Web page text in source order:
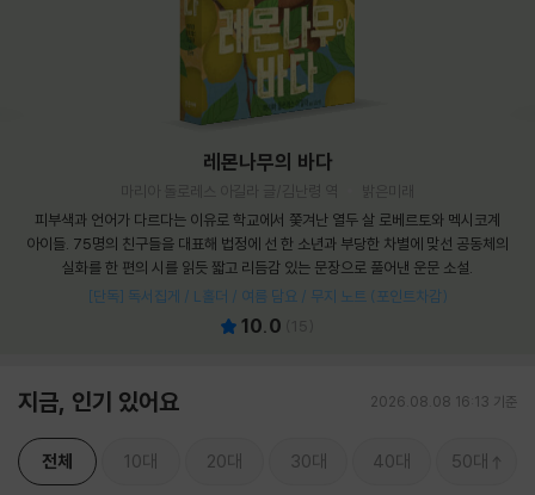
레몬나무의 바다
피부색과 언어가 다르다는 이유로 학교에서 쫓겨난 열두 살 로베르토와 멕시코계
아이들. 75명의 친구들을 대표해 법정에 선 한 소년과 부당한 차별에 맞선 공동체의
실화를 한 편의 시를 읽듯 짧고 리듬감 있는 문장으로 풀어낸 운문 소설.
[단독] 독서집게 / L홀더 / 여름 담요 / 무지 노트 (포인트차감)
10.0
지금, 인기 있어요 2026.08.08 16:13 기준
전체 10대 20대 30대 40대 50대